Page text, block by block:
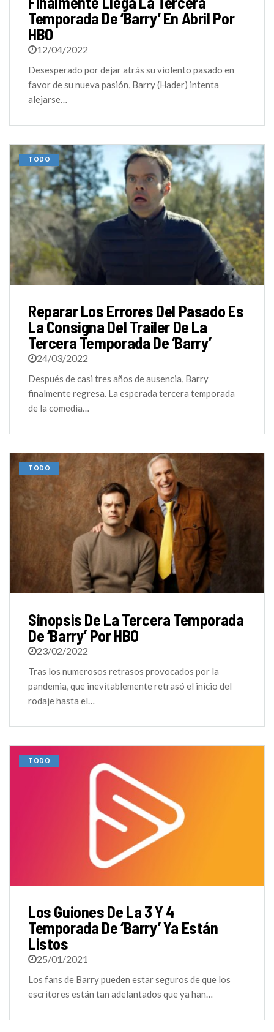
Temporada De ‘Barry’ En Abril Por
HBO
12/04/2022
Desesperado por dejar atrás su violento pasado en
favor de su nueva pasión, Barry (Hader) intenta
alejarse…
TODO
Reparar Los Errores Del Pasado Es
La Consigna Del Trailer De La
Tercera Temporada De ‘Barry’
24/03/2022
Después de casi tres años de ausencia, Barry
finalmente regresa. La esperada tercera temporada
de la comedia…
TODO
Sinopsis De La Tercera Temporada
De ‘Barry’ Por HBO
23/02/2022
Tras los numerosos retrasos provocados por la
pandemia, que inevitablemente retrasó el inicio del
rodaje hasta el…
TODO
Los Guiones De La 3 Y 4
Temporada De ‘Barry’ Ya Están
Listos
25/01/2021
Los fans de Barry pueden estar seguros de que los
escritores están tan adelantados que ya han…